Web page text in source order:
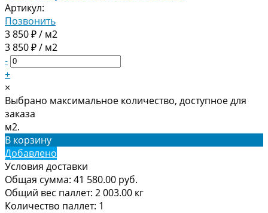
Артикул:
Позвонить
3 850 ₽ / м2
3 850 ₽ / м2
-
+
×
Выбрано максимальное количество, доступное для
заказа
м2.
В корзину
Добавлено
Условия доставки
Общая сумма: 41 580.00 руб.
Общий вес паллет: 2 003.00 кг
Количество паллет: 1